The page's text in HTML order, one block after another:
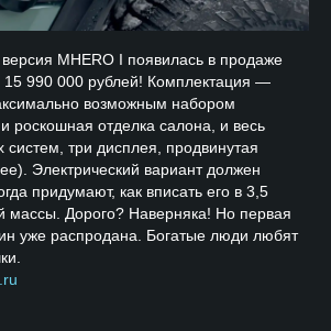
MHERO I появилась в продаже
990 000 рублей! Комплектация —
возможным набором
роскошная отделка салона, и весь
систем, три дисплея, продвинутая
Электрический вариант должен
придумают, как вписать его в 3,5
массы. Дорого? Наверняка! Но первая
уже распродана. Богатые люди любят